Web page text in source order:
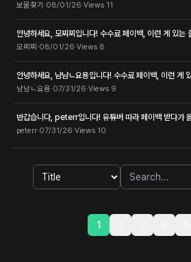
보물찾기 ·08/01/26·Views 11
안녕하세요, 모찌찌입니다! 수수료 페이백, 이런 게 있는
모찌찌·08/01/26·Views 8
안녕하세요, 냠냠ㄴ요용입니다! 수수료 페이백, 이런 게
냠냠ㄴ요용·07/31/26·Views 9
반갑습니다, peterr입니다! 유튜버 따라 페이백 받다가
peterr·07/31/26·Views 10
1